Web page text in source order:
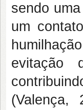
sendo
um
evitação
(Valença,